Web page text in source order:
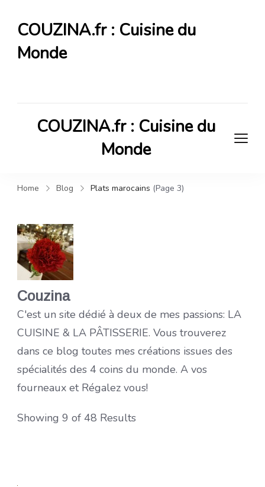
COUZINA.fr : Cuisine du
Monde
COUZINA.fr : Cuisine du
Monde
Home Blog Plats marocains (Page 3)
Couzina
C'est un site dédié à deux de mes passions: LA
CUISINE & LA PÂTISSERIE. Vous trouverez
dans ce blog toutes mes créations issues des
spécialités des 4 coins du monde. A vos
fourneaux et Régalez vous!
Showing 9 of 48 Results